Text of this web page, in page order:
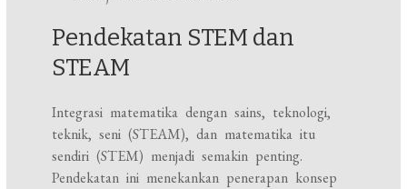
Pendekatan STEM dan
STEAM
Integrasi matematika dengan sains, teknologi,
teknik, seni (STEAM), dan matematika itu
sendiri (STEM) menjadi semakin penting.
Pendekatan ini menekankan penerapan konsep